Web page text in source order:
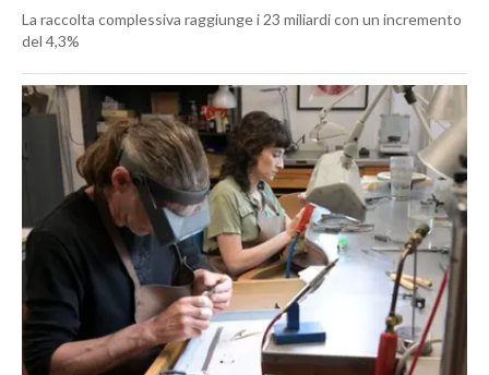
La raccolta complessiva raggiunge i 23 miliardi con un incremento
del 4,3%